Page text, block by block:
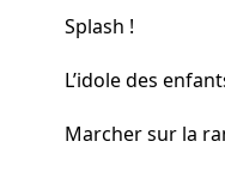
Splash !
L’idole des
Marcher sur la